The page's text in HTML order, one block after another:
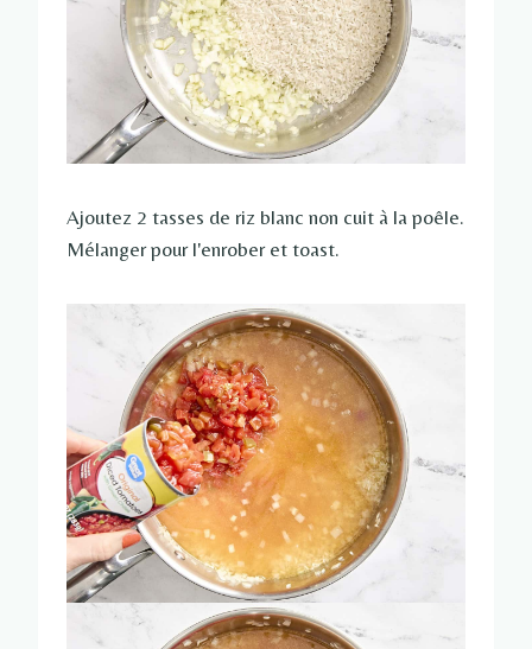
Ajoutez 2 tasses de riz blanc non cuit à la poêle.
Mélanger pour l'enrober et toast.